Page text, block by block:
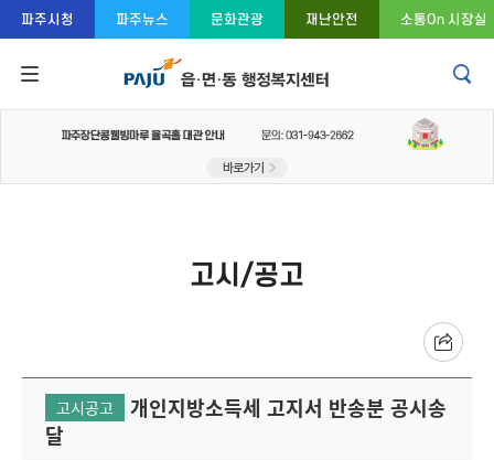
콘텐츠 바로가기
주메뉴 바로가기
푸터 바로가기
파주시청 파주뉴스 문화관광 재난안전 소통On 시장실
고시/공고
고시공고
개인지방소득세 고지서 반송분 공시송
달